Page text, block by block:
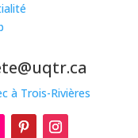
à Trois-Rivières